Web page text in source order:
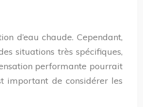
d’eau chaude. Cependant,
situations très spécifiques,
performante pourrait
important de considérer les